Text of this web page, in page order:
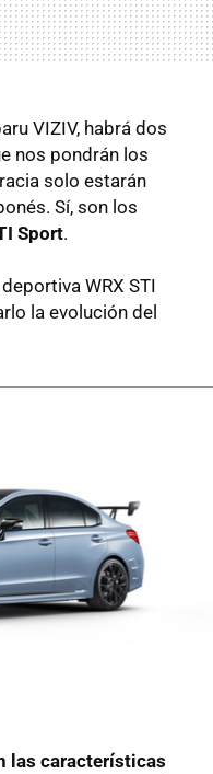
VIZIV, habrá dos
nos pondrán los
solo estarán
Sí, son los
Sport.
WRX STI
la evolución del
las características